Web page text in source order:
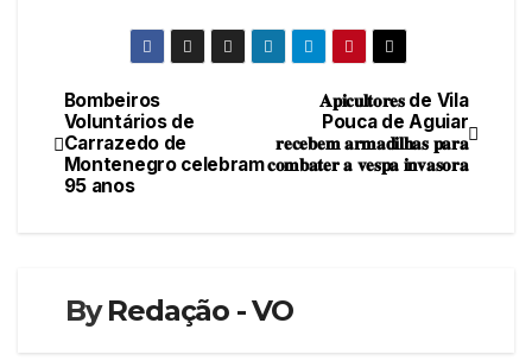
Navegação
de
𝐀𝐩𝐢𝐜𝐮𝐥𝐭𝐨𝐫𝐞𝐬 de Vila
Pouca de Aguiar
𝐫𝐞𝐜𝐞𝐛𝐞𝐦 𝐚𝐫𝐦𝐚𝐝𝐢𝐥𝐡𝐚𝐬 𝐩𝐚𝐫𝐚
𝐜𝐨𝐦𝐛𝐚𝐭𝐞𝐫 𝐚 𝐯𝐞𝐬𝐩𝐚 𝐢𝐧𝐯𝐚𝐬𝐨𝐫𝐚
Bombeiros
Voluntários de
Carrazedo de
Montenegro celebram
95 anos
ByRedação - VO